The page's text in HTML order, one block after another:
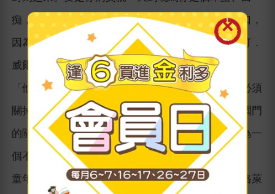
痴，也許你的唯一反應就是關閉感情世界的任何開口，
因為你根本應付不了。」馬斯克的第一任妻子潔絲汀．
威爾森（Justine Wilson）說。
「他知道如何關閉恐懼。如果你關閉恐懼，或許也必須
關掉其他東西，像是快樂或是同情心。」這種情感閥門
的關閉，可能讓馬斯克變得冷酷無情，但也使他成為一
個不畏風險的創新者。
童年的創傷讓馬斯克不知道什麼叫滿足。音樂才女格萊